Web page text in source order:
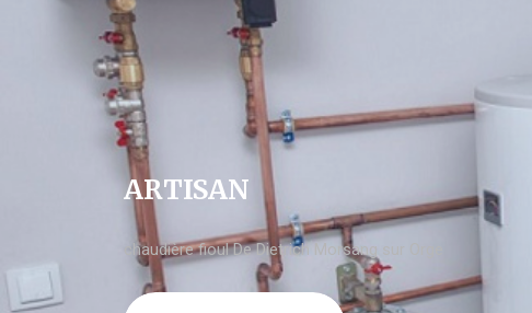
ARTISAN
chaudière fioul De Dietrich Morsang sur Orge